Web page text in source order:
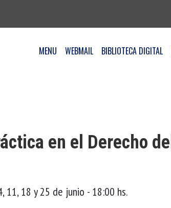
MENU WEBMAIL BIBLIOTECA DIGITAL
en el Derecho del
11, 18 y 25 de junio - 18:00 hs.